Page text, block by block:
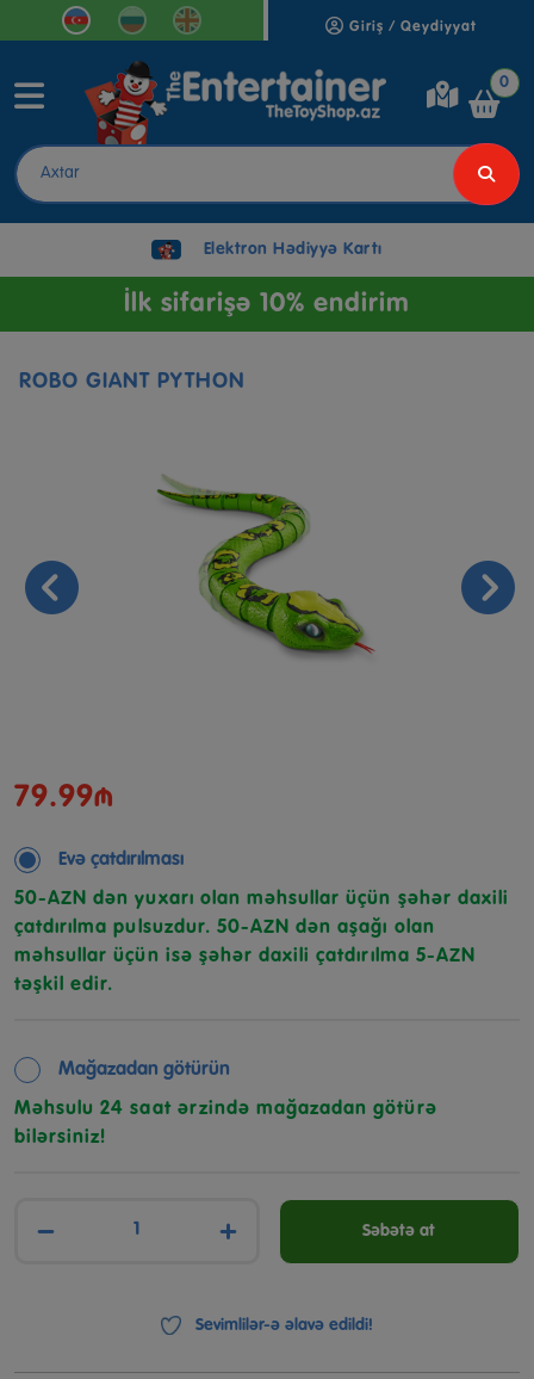
Giriş / Qeydiyyat
0
Elektron Hədiyyə Kartı
İlk sifarişə 10% endirim
ROBO GIANT PYTHON
79.99₼
Evə çatdırılması
50-AZN dən yuxarı olan məhsullar üçün şəhər daxili
çatdırılma pulsuzdur. 50-AZN dən aşağı olan
məhsullar üçün isə şəhər daxili çatdırılma 5-AZN
təşkil edir.
Mağazadan götürün
Məhsulu 24 saat ərzində mağazadan götürə
bilərsiniz!
− + Səbətə at
Sevimlilər-ə əlavə edildi!